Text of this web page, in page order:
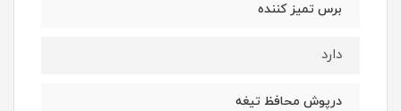
برس تمیز کننده
دارد
درپوش محافظ تیغه